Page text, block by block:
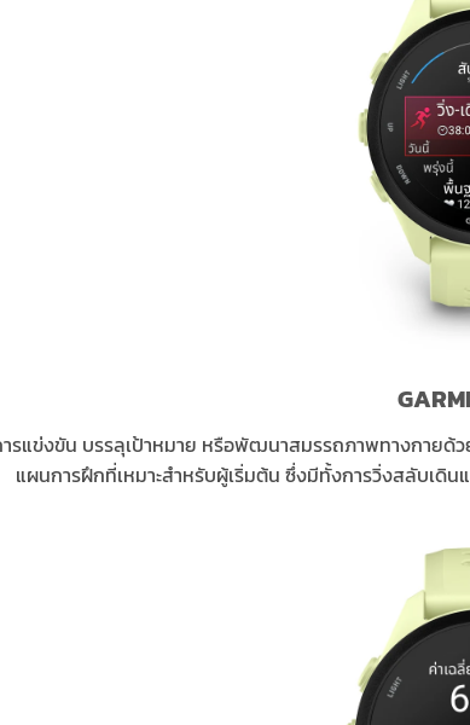
รแข่งขัน บรรลุเป้าหมาย หรือพัฒนาสมรรถภาพทางกาย
แผนการฝึกที่เหมาะสำหรับผู้เริ่มต้น ซึ่งมีทั้งการวิ่งสลับเดิ